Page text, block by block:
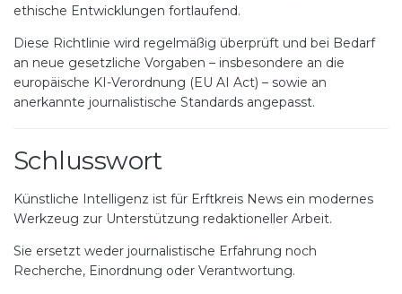
ethische Entwicklungen fortlaufend.
Diese Richtlinie wird regelmäßig überprüft und bei Bedarf
an neue gesetzliche Vorgaben – insbesondere an die
europäische KI-Verordnung (EU AI Act) – sowie an
anerkannte journalistische Standards angepasst.
Schlusswort
Künstliche Intelligenz ist für Erftkreis News ein modernes
Werkzeug zur Unterstützung redaktioneller Arbeit.
Sie ersetzt weder journalistische Erfahrung noch
Recherche, Einordnung oder Verantwortung.